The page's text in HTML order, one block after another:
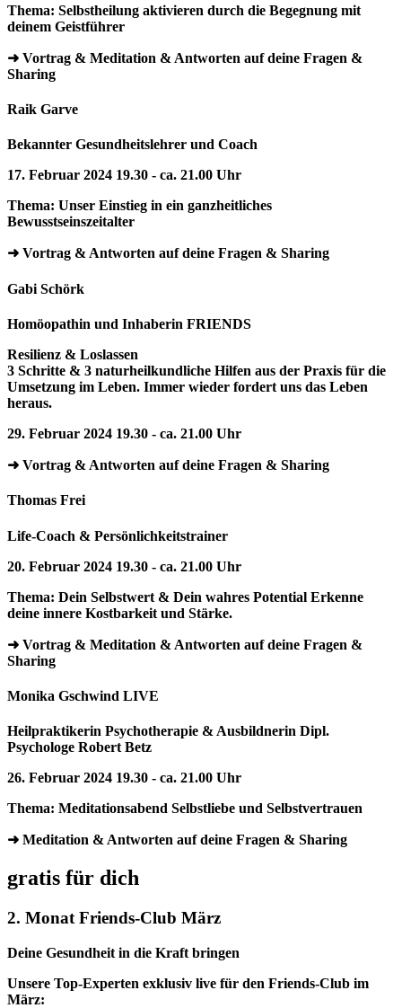
Thema: Selbstheilung aktivieren durch die Begegnung mit
deinem Geistführer
➜ Vortrag & Meditation & Antworten auf deine Fragen &
Sharing
Raik Garve
Bekannter Gesundheitslehrer und Coach
17. Februar 2024 19.30 - ca. 21.00 Uhr
Thema: Unser Einstieg in ein ganzheitliches
Bewusstseinszeitalter
➜ Vortrag & Antworten auf deine Fragen & Sharing
Gabi Schörk
Homöopathin und Inhaberin FRIENDS
Resilienz & Loslassen
3 Schritte & 3 naturheilkundliche Hilfen aus der Praxis für die
Umsetzung im Leben. Immer wieder fordert uns das Leben
heraus.
29. Februar 2024 19.30 - ca. 21.00 Uhr
➜ Vortrag & Antworten auf deine Fragen & Sharing
Thomas Frei
Life-Coach & Persönlichkeitstrainer
20. Februar 2024 19.30 - ca. 21.00 Uhr
Thema: Dein Selbstwert & Dein wahres Potential Erkenne
deine innere Kostbarkeit und Stärke.
➜ Vortrag & Meditation & Antworten auf deine Fragen &
Sharing
Monika Gschwind LIVE
Heilpraktikerin Psychotherapie & Ausbildnerin Dipl.
Psychologe Robert Betz
26. Februar 2024 19.30 - ca. 21.00 Uhr
Thema: Meditationsabend Selbstliebe und Selbstvertrauen
➜ Meditation & Antworten auf deine Fragen & Sharing
gratis für dich
2. Monat Friends-Club März
Deine Gesundheit in die Kraft bringen
Unsere Top-Experten exklusiv live für den Friends-Club im
März: